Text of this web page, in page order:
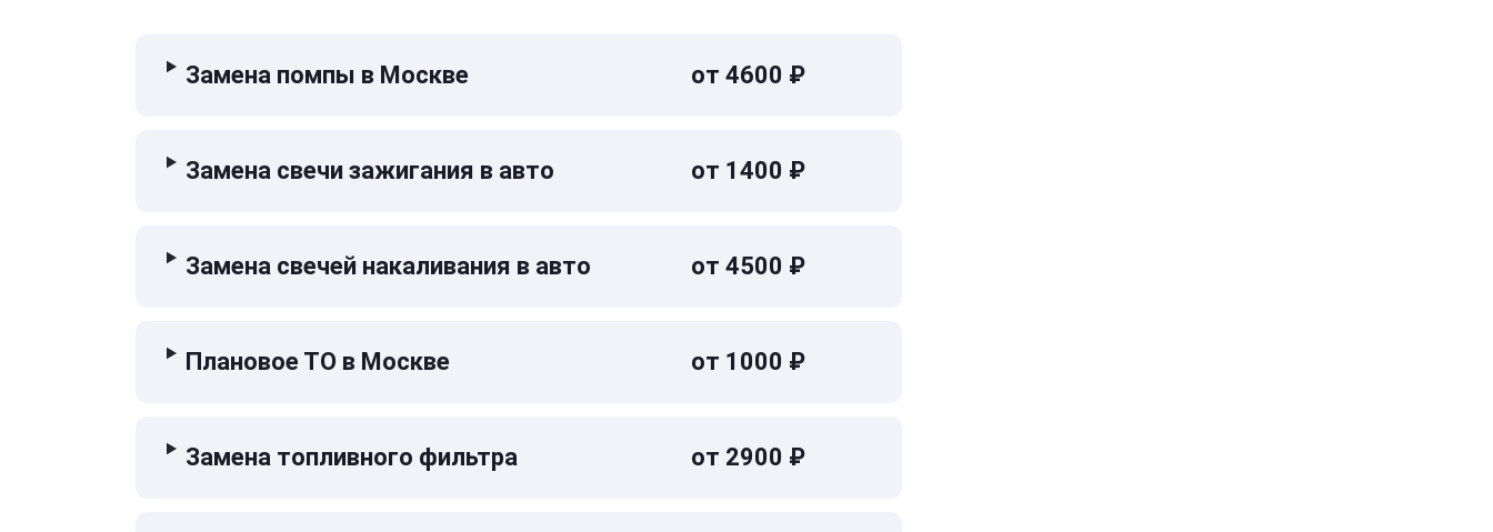
Замена помпы в Москве от 4600 ₽
Замена свечи зажигания в авто от 1400 ₽
Замена свечей накаливания в авто от 4500 ₽
Плановое ТО в Москве от 1000 ₽
Замена топливного фильтра от 2900 ₽